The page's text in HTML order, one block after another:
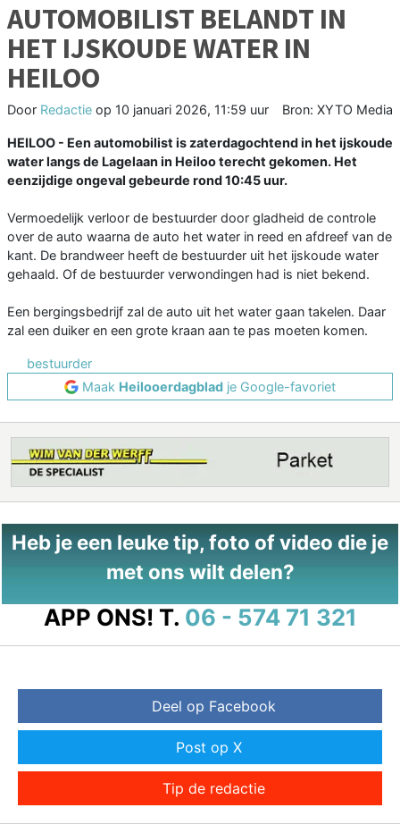
AUTOMOBILIST BELANDT IN
HET IJSKOUDE WATER IN
HEILOO
Door Redactie op 10 januari 2026, 11:59 uur Bron: XYTO Media
HEILOO - Een automobilist is zaterdagochtend in het ijskoude
water langs de Lagelaan in Heiloo terecht gekomen. Het
eenzijdige ongeval gebeurde rond 10:45 uur.
Vermoedelijk verloor de bestuurder door gladheid de controle
over de auto waarna de auto het water in reed en afdreef van de
kant. De brandweer heeft de bestuurder uit het ijskoude water
gehaald. Of de bestuurder verwondingen had is niet bekend.
Een bergingsbedrijf zal de auto uit het water gaan takelen. Daar
zal een duiker en een grote kraan aan te pas moeten komen.
bestuurder
Maak Heilooerdagblad je Google-favoriet
Heb je een leuke tip, foto of video die je
met ons wilt delen?
APP ONS! T. 06 - 574 71 321
Deel op Facebook
Post op X
Tip de redactie